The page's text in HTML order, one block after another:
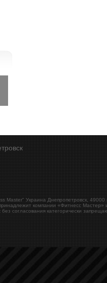
Master" Украина Днепропетровск 49000
компании «Фитнесс Мастер»
согласования категорически